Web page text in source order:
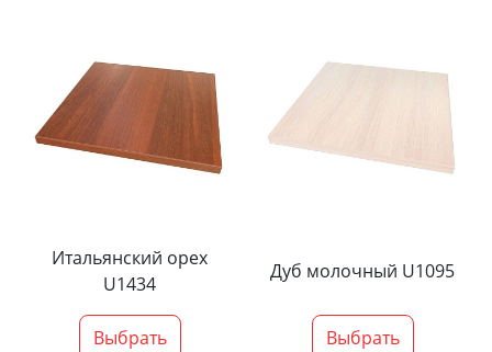
Итальянский орех
U1434
Выбрать
Дуб молочный U1095
Выбрать